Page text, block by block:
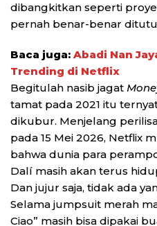
dibangkitkan seperti
pernah benar-benar
Baca juga: Abadi Nan
Trending di Netflix
Begitulah nasib jagat
tamat pada 2021 itu
dikubur. Menjelang
pada 15 Mei 2026, Netflix
bahwa dunia para
Dalí masih akan terus
Dan jujur saja, tidak ada
Selama jumpsuit merah
Ciao” masih bisa dipakai